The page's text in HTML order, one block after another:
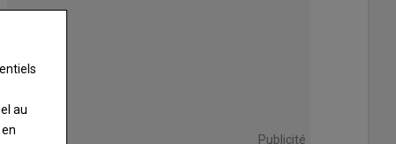
Publicité
au